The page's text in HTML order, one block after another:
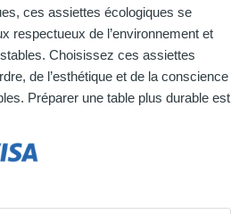
ces assiettes écologiques se
respectueux de l’environnement et
Choisissez ces assiettes
de l’esthétique et de la conscience
Préparer une table plus durable est